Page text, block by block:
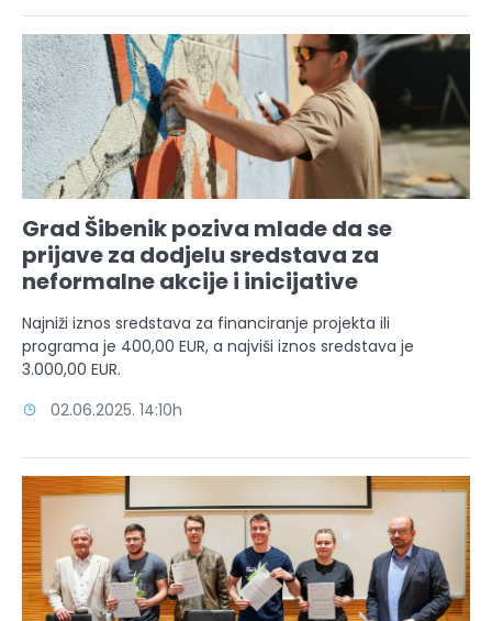
Grad Šibenik poziva mlade da se
prijave za dodjelu sredstava za
neformalne akcije i inicijative
Najniži iznos sredstava za financiranje projekta ili
programa je 400,00 EUR, a najviši iznos sredstava je
3.000,00 EUR.
02.06.2025. 14:10h